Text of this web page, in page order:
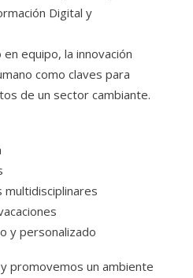
Digital y
equipo, la innovación
como claves para
de un sector cambiante.
multidisciplinares
y personalizado
promovemos un ambiente